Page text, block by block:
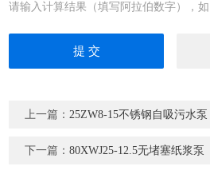
请输入计算结果（填写阿拉伯数字），
上一篇：25ZW8-15不锈钢自吸污水泵
下一篇：80XWJ25-12.5无堵塞纸浆泵